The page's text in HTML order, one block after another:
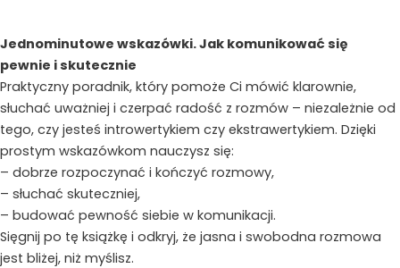
się
pewnie
Jednominutowe wskazówki. Jak komunikować się
pewnie i skutecznie
Praktyczny poradnik, który pomoże Ci mówić klarownie,
słuchać uważniej i czerpać radość z rozmów – niezależnie od
tego, czy jesteś introwertykiem czy ekstrawertykiem. Dzięki
prostym wskazówkom nauczysz się:
– dobrze rozpoczynać i kończyć rozmowy,
– słuchać skuteczniej,
– budować pewność siebie w komunikacji.
Sięgnij po tę książkę i odkryj, że jasna i swobodna rozmowa
jest bliżej, niż myślisz.